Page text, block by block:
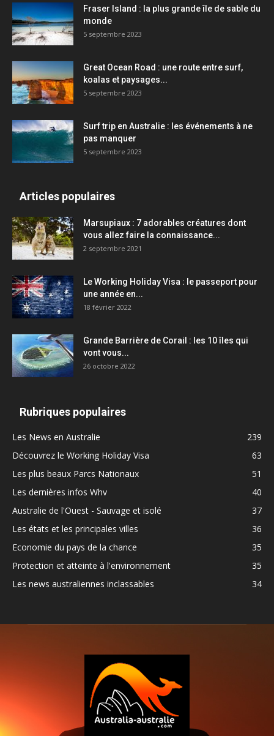
Fraser Island : la plus grande île de sable du
monde
5 septembre 2023
Great Ocean Road : une route entre surf,
koalas et paysages...
5 septembre 2023
Surf trip en Australie : les événements à ne
pas manquer
5 septembre 2023
Articles populaires
Marsupiaux : 7 adorables créatures dont
vous allez faire la connaissance...
2 septembre 2021
Le Working Holiday Visa : le passeport pour
une année en...
18 février 2022
Grande Barrière de Corail : les 10 îles qui
vont vous...
26 octobre 2022
Rubriques populaires
Les News en Australie
239
Découvrez le Working Holiday Visa
63
Les plus beaux Parcs Nationaux
51
Les dernières infos Whv
40
Australie de l'Ouest - Sauvage et isolé
37
Les états et les principales villes
36
Economie du pays de la chance
35
Protection et atteinte à l'environnement
35
Les news australiennes inclassables
34